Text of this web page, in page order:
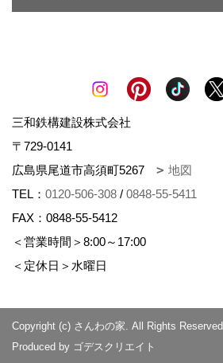
三和鉄構建設株式会社
〒729-0141
広島県尾道市高須町5267
地図
TEL： 0120-506-308 / 0848-55-5411
FAX：0848-55-5412
＜営業時間＞8:00～17:00
＜定休日＞水曜日
Copyright (c) さんわの家. All Rights Reserved.
Produced by ゴデスクリエイト